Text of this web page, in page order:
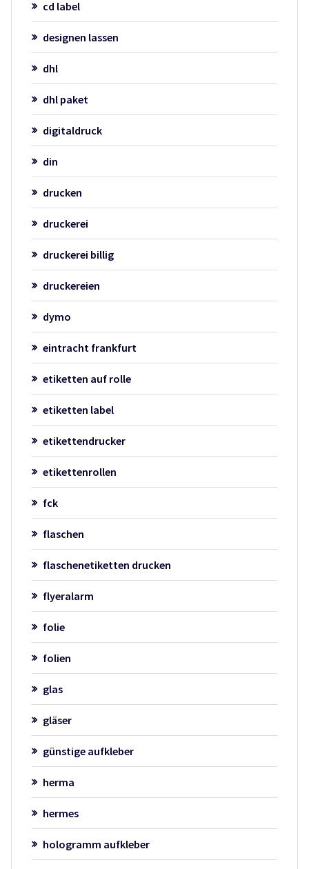
cd label
designen lassen
dhl
dhl paket
digitaldruck
din
drucken
druckerei
druckerei billig
druckereien
dymo
eintracht frankfurt
etiketten auf rolle
etiketten label
etikettendrucker
etikettenrollen
fck
flaschen
flaschenetiketten drucken
flyeralarm
folie
folien
glas
gläser
günstige aufkleber
herma
hermes
hologramm aufkleber